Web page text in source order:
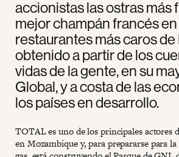
accionistas las ostras más
mejor champán francés
restaurantes más caros de
obtenido a partir de los
vidas de la gente, en su
Global, y a costa de las
los países en desarrollo.
TOTAL es uno de los principales actores
en Mozambique y, para prepararse para